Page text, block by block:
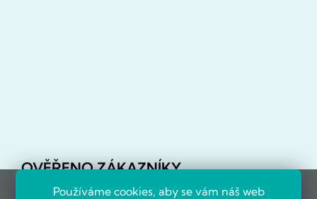
Používáme cookies, aby se vám náš web
OVĚŘENO ZÁKAZNÍKY